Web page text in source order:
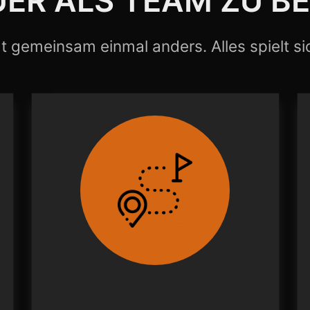
gemeinsam einmal anders. Alles spielt